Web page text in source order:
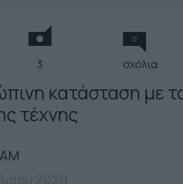
3
0
σχόλια
κατάσταση με
τέχνης